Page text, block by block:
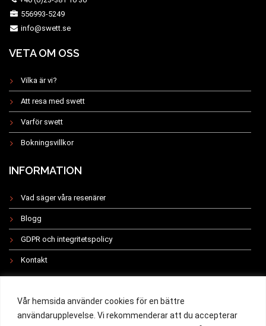
Vår hemsida använder cookies för en bättre
användarupplevelse. Vi rekommenderar att du accepterar
556993-5249
info@swett.se
VETA OM OSS
Vilka är vi?
Att resa med swett
Varför swett
Bokningsvillkor
INFORMATION
Vad säger våra resenärer
Blogg
GDPR och integritetspolicy
Kontakt